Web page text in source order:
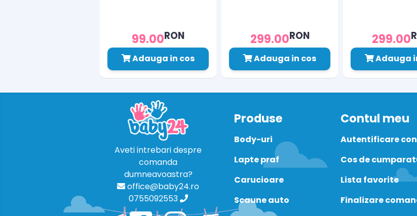
99.00RON
Adauga in cos
299.00RON
Adauga in cos
299.00
Adauga
Aveti intrebari despre
comanda
dumneavoastra?
office@baby24.ro
0755092553
Produse
Body-uri
Lapte praf
Carucioare
Scaune auto
Contul meu
Autentificare
Cos de
Lista favorite
Finalizare